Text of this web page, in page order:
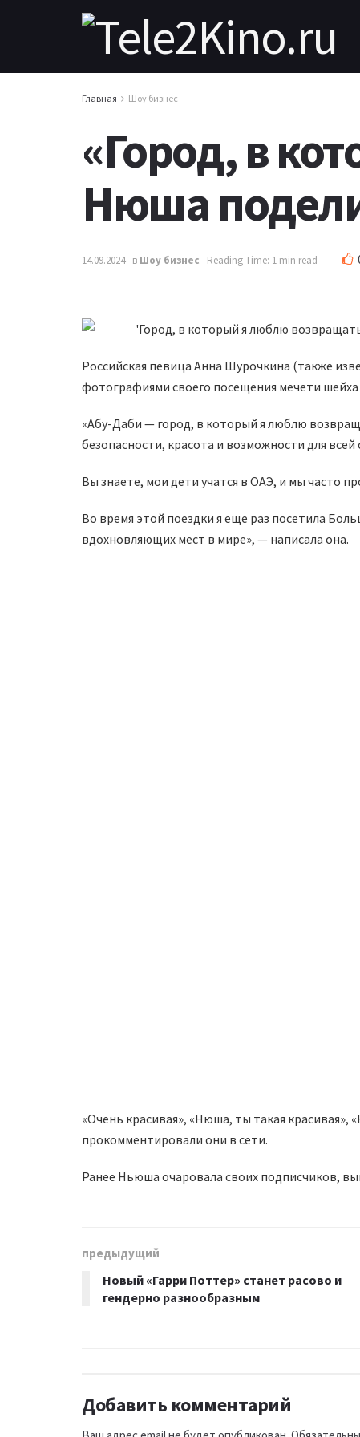
Главная Шоу бизнес
«Город, в
Нюша
14.09.2024 в Шоу бизнес Reading Time: 1 min read
Российская певица Анна Шурочкина (также
фотографиями своего посещения мечети
«Абу-Даби — город, в который я люблю
безопасности, красота и возможности для всей
Вы знаете, мои дети учатся в ОАЭ, и мы часто
Во время этой поездки я еще раз посетила
вдохновляющих мест в мире», — написала она.
«Очень красивая», «Нюша, ты такая
прокомментировали они в сети.
Ранее Ньюша очаровала своих подписчиков,
предыдущий
Новый «Гарри Поттер» станет расово и
гендерно разнообразным
Добавить комментарий